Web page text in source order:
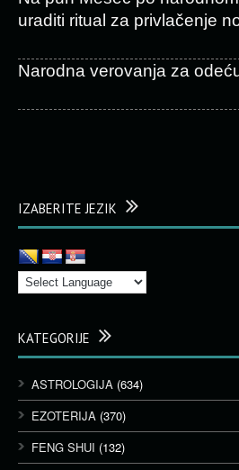
uraditi ritual za privlačenje
Narodna verovanja za
IZABERITE JEZIK
KATEGORIJE
ASTROLOGIJA (634)
EZOTERIJA (370)
FENG SHUI (132)